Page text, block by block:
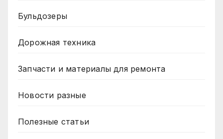
Бульдозеры
Дорожная техника
Запчасти и материалы для ремонта
Новости разные
Полезные статьи